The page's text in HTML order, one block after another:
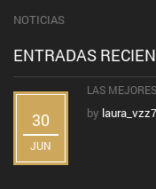
NOTICIAS
ENTRADAS
30
JUN
LAS
by